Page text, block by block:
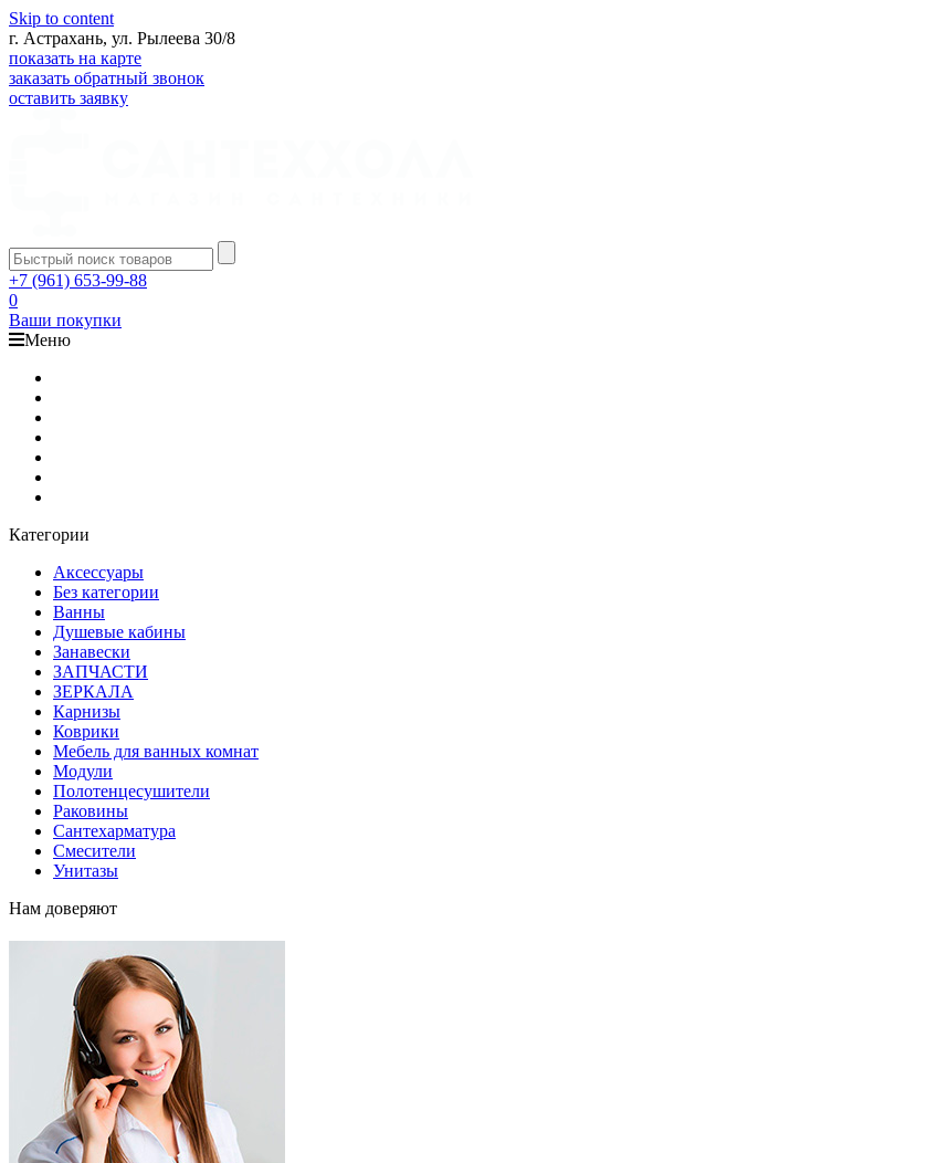
Skip to content
г. Астрахань, ул. Рылеева 30/8
показать на карте
заказать обратный звонок
оставить заявку
+7 (961) 653-99-88
0
Ваши покупки
Меню
Категории
Аксессуары
Без категории
Ванны
Душевые кабины
Занавески
ЗАПЧАСТИ
ЗЕРКАЛА
Карнизы
Коврики
Мебель для ванных комнат
Модули
Полотенцесушители
Раковины
Сантехарматура
Смесители
Унитазы
Нам доверяют